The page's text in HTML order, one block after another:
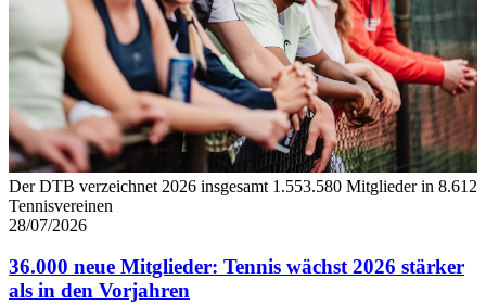
Der DTB verzeichnet 2026 insgesamt 1.553.580 Mitglieder in 8.612
Tennisvereinen
28/07/2026
36.000 neue Mitglieder: Tennis wächst 2026 stärker
als in den Vorjahren